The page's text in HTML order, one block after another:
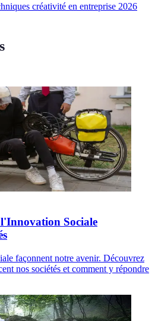
créativité en entreprise 2026
Sociale
façonnent notre avenir. Découvrez
nos sociétés et comment y répondre